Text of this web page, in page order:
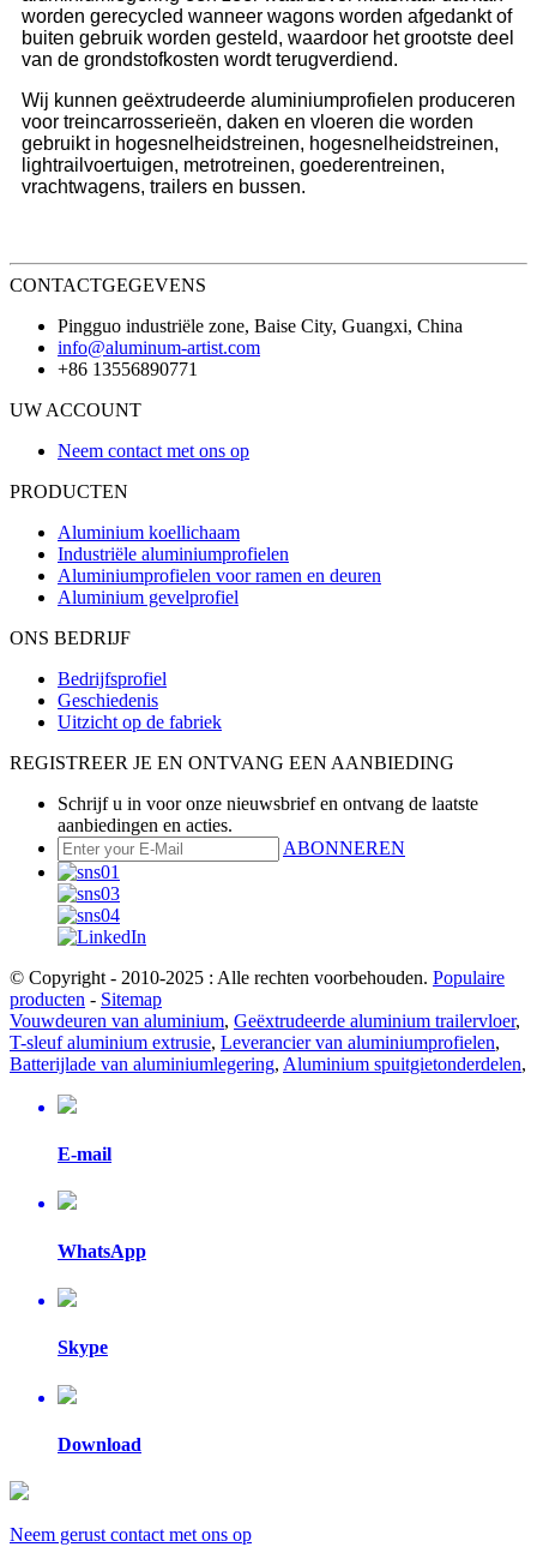
worden gerecycled wanneer wagons worden afgedankt of
buiten gebruik worden gesteld, waardoor het grootste deel
van de grondstofkosten wordt terugverdiend.
Wij kunnen geëxtrudeerde aluminiumprofielen produceren
voor treincarrosserieën, daken en vloeren die worden
gebruikt in hogesnelheidstreinen, hogesnelheidstreinen,
lightrailvoertuigen, metrotreinen, goederentreinen,
vrachtwagens, trailers en bussen.
CONTACTGEGEVENS
Pingguo industriële zone, Baise City, Guangxi, China
info@aluminum-artist.com
+86 13556890771
UW ACCOUNT
Neem contact met ons op
PRODUCTEN
Aluminium koellichaam
Industriële aluminiumprofielen
Aluminiumprofielen voor ramen en deuren
Aluminium gevelprofiel
ONS BEDRIJF
Bedrijfsprofiel
Geschiedenis
Uitzicht op de fabriek
REGISTREER JE EN ONTVANG EEN AANBIEDING
Schrijf u in voor onze nieuwsbrief en ontvang de laatste
aanbiedingen en acties.
ABONNEREN
© Copyright - 2010-2025 : Alle rechten voorbehouden. Populaire
producten - Sitemap
Vouwdeuren van aluminium, Geëxtrudeerde aluminium trailervloer,
T-sleuf aluminium extrusie, Leverancier van aluminiumprofielen,
Batterijlade van aluminiumlegering, Aluminium spuitgietonderdelen,
E-mail
WhatsApp
Skype
Download
Neem gerust contact met ons op